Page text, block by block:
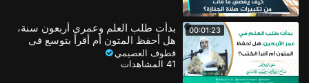
00:01:23
بدأت طلب العلم وعمري أربعون سنة،
هل أحفظ المتون أم أقرأ بتوسع في
الكتب؟
قطوف العصيمي
41 المشاهدات